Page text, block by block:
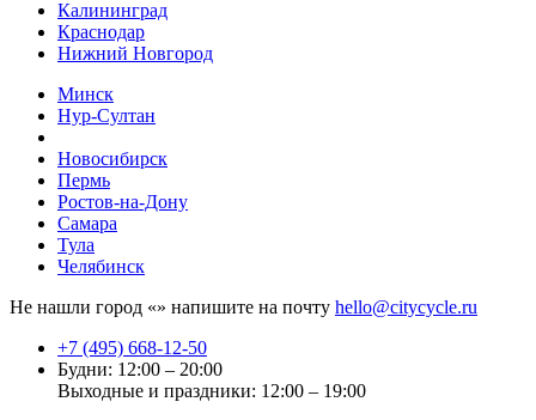
Калининград
Краснодар
Нижний Новгород
Минск
Нур-Султан
Новосибирск
Пермь
Ростов-на-Дону
Самара
Тула
Челябинск
Не нашли город «» напишите на почту hello@citycycle.ru
+7 (495) 668-12-50
Будни: 12:00 – 20:00
Выходные и праздники: 12:00 – 19:00